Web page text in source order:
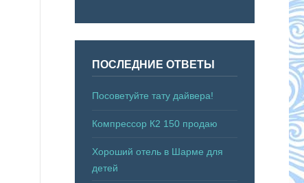
ПОСЛЕДНИЕ ОТВЕТЫ
Посоветуйте тату дайвера!
Компрессор К2 150 продаю
Хороший отель в Шарме для
детей